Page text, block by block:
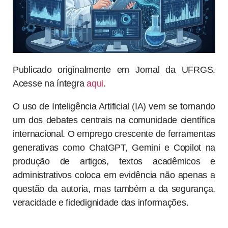
Publicado originalmente em Jornal da UFRGS.
Acesse na íntegraaqui.
O uso de Inteligência Artificial (IA) vem se tornando
um dos debates centrais na comunidade científica
internacional. O emprego crescente de ferramentas
generativas como ChatGPT, Gemini e Copilot na
produção de artigos, textos acadêmicos e
administrativos coloca em evidência não apenas a
questão da autoria, mas também a da segurança,
veracidade e fidedignidade das informações.